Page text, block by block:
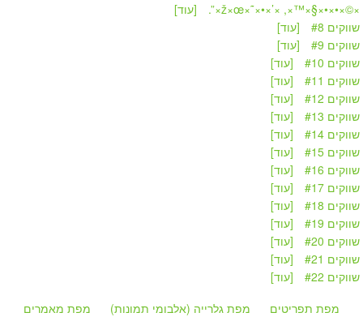
» ×©×•×•×§×™×,
[עוד]
#8
[עוד]
#9
[עוד]
#10
[עוד]
#11
[עוד]
#12
[עוד]
#13
[עוד]
#14
[עוד]
#15
[עוד]
#16
[עוד]
#17
[עוד]
#18
[עוד]
#19
[עוד]
#20
[עוד]
#21
[עוד]
#22
[עוד]
מפת תפריטים
מפת גלרייה (אלבומי תמונות)
מפת מאמרים